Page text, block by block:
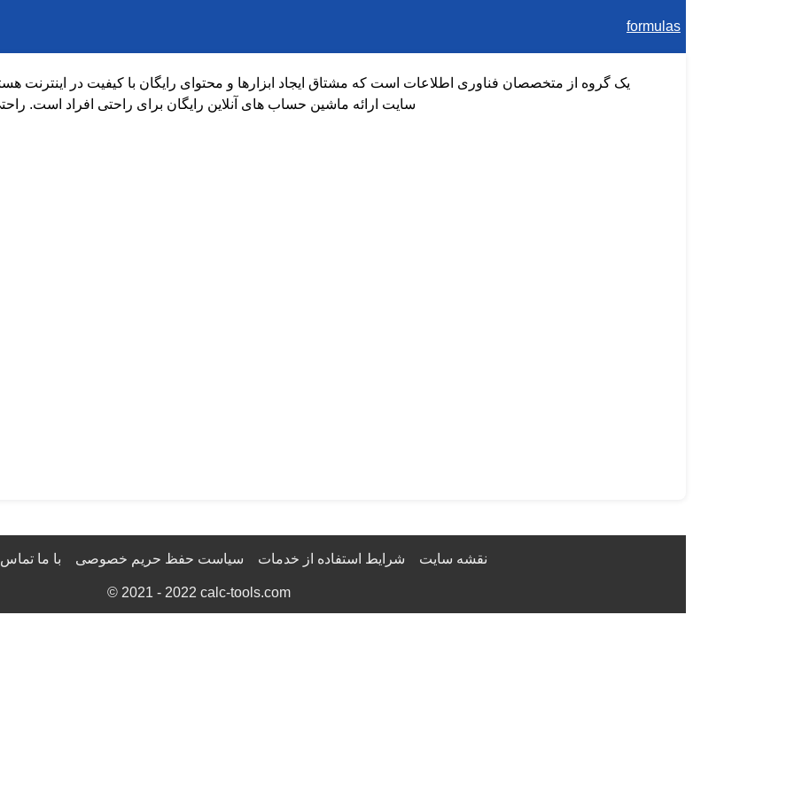
formulas
سایت ارائه ماشین حساب های آنلاین رایگان برای راحتی افراد است.
با ما تماس سیاست حفظ حریم خصوصی شرایط استفاده از خدمات نقشه سایت
© 2021 - 2022 calc-tools.com